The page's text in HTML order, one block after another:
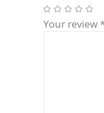
Your review